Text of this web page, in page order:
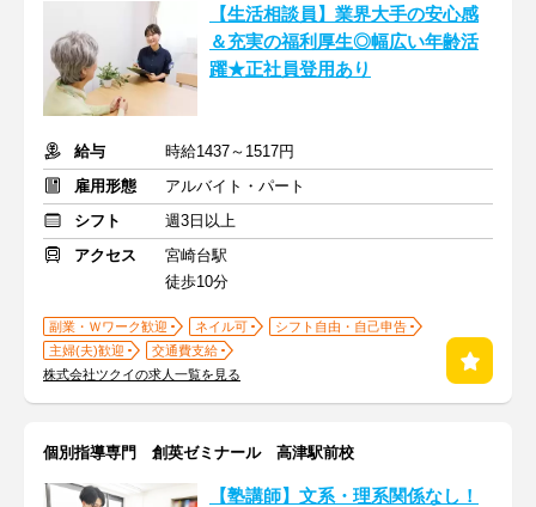
【生活相談員】業界大手の安心感
＆充実の福利厚生◎幅広い年齢活
躍★正社員登用あり
給与
時給1437～1517円
雇用形態
アルバイト・パート
シフト
週3日以上
アクセス
宮崎台駅
徒歩10分
副業・Ｗワーク歓迎 ネイル可
シフト自由・自己申告
主婦(夫)歓迎
交通費支給
株式会社ツクイの求人一覧を見る
個別指導専門 創英ゼミナール 高津駅前校
【塾講師】文系・理系関係なし！